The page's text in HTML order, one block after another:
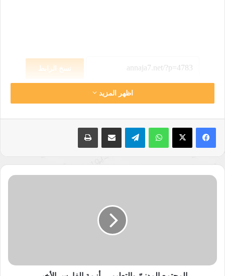
نسخ الرابط
اظهر المزيد
واتساب تيلقرام مشاركة عبر البريد طباعة
المجتمع